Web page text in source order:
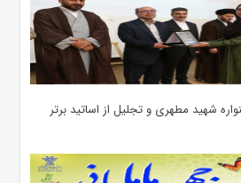
شهید مطهری و تجلیل از اساتید برتر